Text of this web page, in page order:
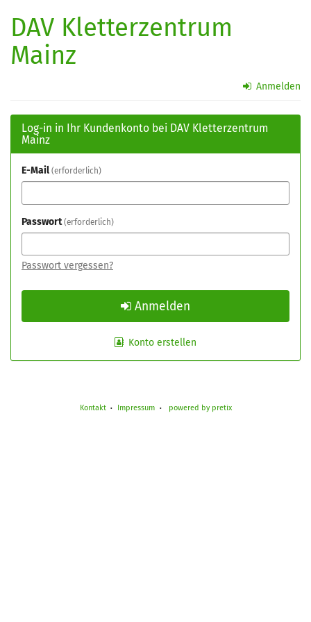
Haupt-
springen
DAV Kletterzentrum
Mainz
Anmelden
Log-in in Ihr Kundenkonto bei DAV Kletterzentrum
Mainz
E-Mail erforderlich
Passwort erforderlich
Passwort vergessen?
Anmelden
Konto erstellen
Kontakt Impressum powered by pretix